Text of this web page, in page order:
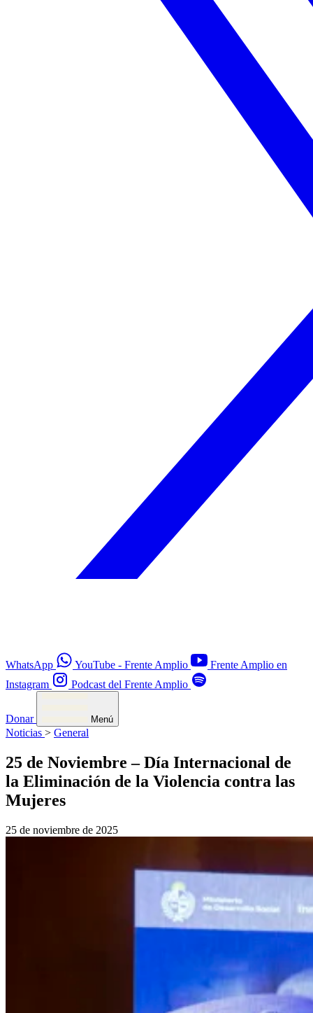
WhatsApp YouTube - Frente Amplio
Frente Amplio en
Instagram
Podcast del Frente Amplio
Donar Menú
Noticias > General
25 de Noviembre – Día Internacional de
la Eliminación de la Violencia contra las
Mujeres
25 de noviembre de 2025